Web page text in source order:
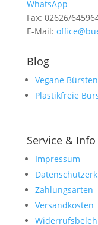
WhatsApp
Fax: 02626/
E-Mail:
Blog
Vegane
Plastikfreie
Service & Info
Impressum
Zahlungsarten
Versandkosten